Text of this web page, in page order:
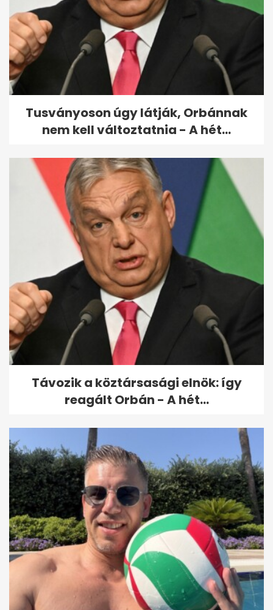
Ezért lesz Magyarország két
napig Európa fókuszában
Tusványoson úgy látják, Orbánnak
nem kell változtatnia - A hét...
Távozik a köztársasági elnök: így
reagált Orbán - A hét...